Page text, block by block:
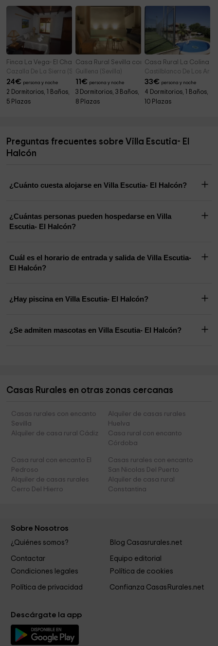
Finca La Vega- El Chaco I
Cazalla De La Sierra (Sevilla)
24€ persona y noche
2 Dormitorios, 1 Baños,
5 Plazas
Casa Rural Sevilla con piscina
Guillena (Sevilla)
11€ persona y noche
3 Dormitorios, 3 Baños,
8 Plazas
Casa Rural La Colina
Castilblanco De Los
33€ persona y noche
4 Dormitorios, 1 Baños,
10 Plazas
Preguntas frecuentes sobre Villa Escutia- El
Halcón
¿Cuánto cuesta alojarse en Villa Escutia- El Halcón?
¿Cuántas personas pueden hospedarse en Villa
Escutia- El Halcón?
Cuál es el horario de entrada y salida de Villa Escutia-
El Halcón?
¿Hay piscina en Villa Escutia- El Halcón?
¿Se admiten mascotas en Villa Escutia- El Halcón?
Casas Rurales en otras zonas cercanas
Casas rurales con encanto
Sevilla
Alquiler de casas rurales
Huelva
Alquiler de casa rural Cádiz
Casa rural con encanto
Córdoba
Casa rural con encanto El
Pedroso
Casas rurales con encanto
San Nicolas Del Puerto
Alquiler de casas rurales
Cerro Del Hierro
Alquiler de casa rural
Constantina
Sobre Nosotros
¿Quiénes somos? Blog Casasrurales.net
Contactar
Equipo editorial
Condiciones legales
Política de cookies
Política de privacidad Confianza CasasRurales.net
Descárgate la app